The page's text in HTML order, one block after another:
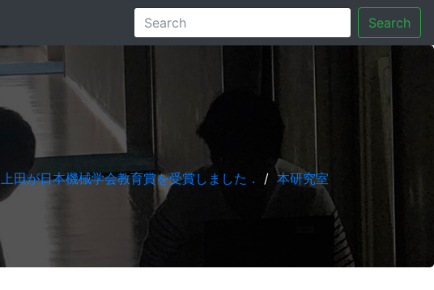
Search
上田が日本機械学会教育賞を受賞しました． / 本研究室